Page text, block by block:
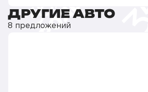
ДРУГИЕ АВТО
8 предложений